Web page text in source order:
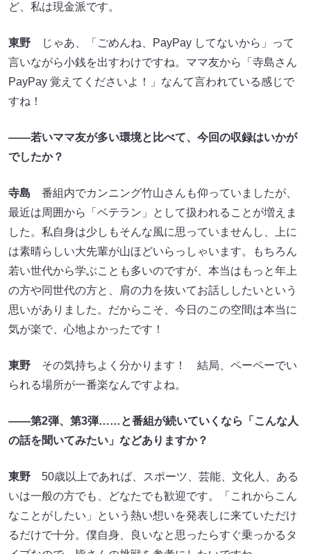
ど、私は現金派です。
東野 じゃあ、「ごめんね、PayPay してないから」って
言いながら小銭を出すわけですね。ママ友から「寺島さん
PayPay 覚えてくださいよ！」なんて言われている感じで
すね！
――若いママ友が多い環境と比べて、今回の収録はいかが
でしたか？
寺島 番組内でカンニング竹山さんも仰っていましたが、
最近は周囲から「ベテラン」として扱われることが増えま
した。私自身は少しもそんな風に思っていませんし、上に
は素晴らしい大先輩が山ほどいらっしゃいます。もちろん
若い世代から学ぶことも多いのですが、本当はもっと年上
の方や同世代の方と、肩の力を抜いてお話ししたいという
思いがありました。だからこそ、今日のこの空間は本当に
気が楽で、心地よかったです！
東野 その気持ちよく分かります！ 結局、ペーペーでい
られる場所が一番楽なんですよね。
――第2弾、第3弾……と番組が続いていくなら「こんな人
の話を聞いてみたい」などありますか？
東野 50歳以上であれば、スポーツ、芸能、文化人、ある
いは一般の方でも、どなたでも歓迎です。「これからこん
なことがしたい」という熱い想いを発表しに来ていただけ
るだけで十分。僕自身、良いなと思ったらすぐ乗っかるタ